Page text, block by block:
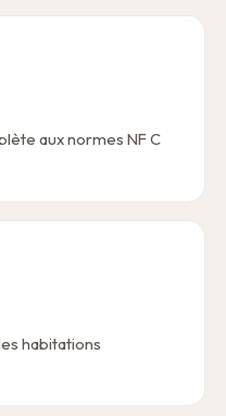
aux normes NF C
habitations